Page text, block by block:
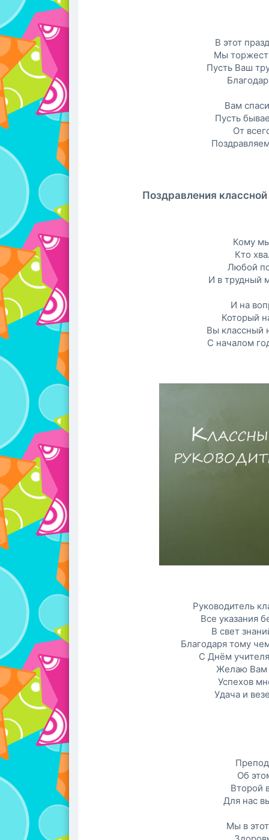
В этот
Мы
Пусть Ваш
Вам
Пусть
От
Поздравления
Кому
Кто
Любой
И в трудный
И на
Который
Вы классный
С началом
Руководитель
Все указания
В свет
Благодаря тому
С Днём
Желаю Вам
Успехов
Удача и
Об
Второй
Для нас
Мы в